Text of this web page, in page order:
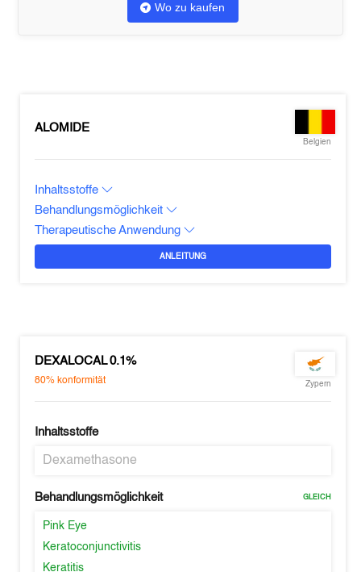
Wo zu kaufen
ALOMIDE
Belgien
Inhaltsstoffe
Behandlungsmöglichkeit
Therapeutische Anwendung
ANLEITUNG
DEXALOCAL 0.1%
80% konformität Zypern
Inhaltsstoffe
Dexamethasone
Behandlungsmöglichkeit GLEICH
Pink Eye
Keratoconjunctivitis
Keratitis